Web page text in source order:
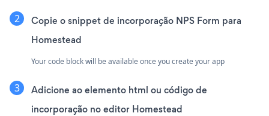
Copie o snippet de incorporação NPS Form para
Homestead
Your code block will be available once you create your app
Adicione ao elemento html ou código de
incorporação no editor Homestead